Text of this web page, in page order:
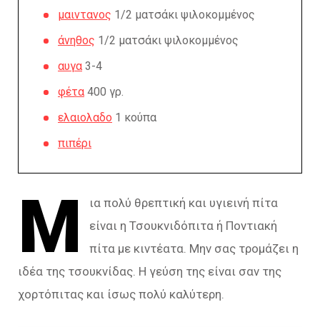
μαιντανος 1/2 ματσάκι ψιλοκομμένος
άνηθος 1/2 ματσάκι ψιλοκομμένος
αυγα 3-4
φέτα 400 γρ.
ελαιολαδο 1 κούπα
πιπέρι
Μ
ια πολύ θρεπτική και υγιεινή πίτα
είναι η Τσουκνιδόπιτα ή Ποντιακή
πίτα με κιντέατα. Μην σας τρομάζει η
ιδέα της τσουκνίδας. Η γεύση της είναι σαν της
χορτόπιτας και ίσως πολύ καλύτερη.